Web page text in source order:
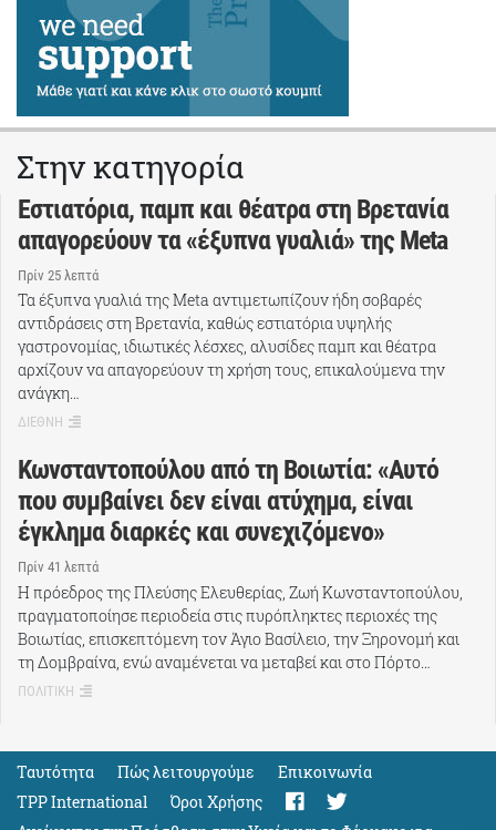
Στην κατηγορία
Εστιατόρια, παμπ και θέατρα στη Βρετανία
απαγορεύουν τα «έξυπνα γυαλιά» της Meta
Πρίν 25 λεπτά
Τα έξυπνα γυαλιά της Meta αντιμετωπίζουν ήδη σοβαρές
αντιδράσεις στη Βρετανία, καθώς εστιατόρια υψηλής
γαστρονομίας, ιδιωτικές λέσχες, αλυσίδες παμπ και θέατρα
αρχίζουν να απαγορεύουν τη χρήση τους, επικαλούμενα την
ανάγκη…
ΔΙΕΘΝΗ
Κωνσταντοπούλου από τη Βοιωτία: «Αυτό
που συμβαίνει δεν είναι ατύχημα, είναι
έγκλημα διαρκές και συνεχιζόμενο»
Πρίν 41 λεπτά
Η πρόεδρος της Πλεύσης Ελευθερίας, Ζωή Κωνσταντοπούλου,
πραγματοποίησε περιοδεία στις πυρόπληκτες περιοχές της
Βοιωτίας, επισκεπτόμενη τον Άγιο Βασίλειο, την Ξηρονομή και
τη Δομβραίνα, ενώ αναμένεται να μεταβεί και στο Πόρτο…
ΠΟΛΙΤΙΚΗ
Ταυτότητα Πώς λειτουργούμε
Eπικοινωνία
TPP International
Όροι Χρήσης